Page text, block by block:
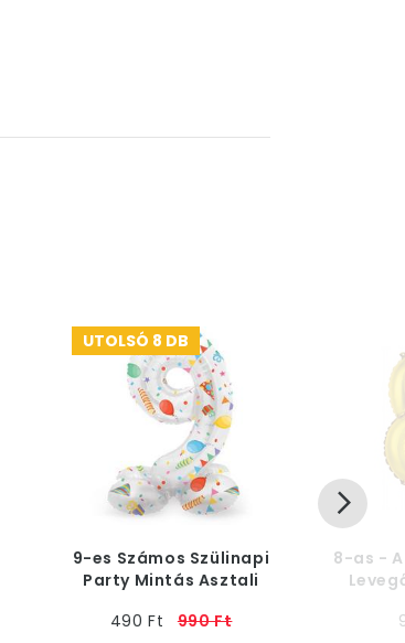
UTOLSÓ 8 DB
9-es Számos Szülinapi
Party Mintás Asztali
490 Ft
990 Ft
8-as -